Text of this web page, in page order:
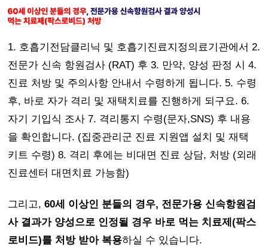
1. 호흡기전담클리닉 및 호흡기진료지정의료기관에서 2.
전문가 신속 항원검사 (RAT) 후 3. 만약, 양성 판정 시 4.
진료 처방 및 주의사항 안내서 수령하게 됩니다. 5. 수령
후, 바로 자가 격리 및 재택치료를 진행하게 되구요. 6.
자기 기입식 조사 7. 격리통지 수령(문자,SNS) 후 내용
을 확인합니다. (집중관리군 진료 지원앱 설치 및 재택
키트 수령) 8. 격리 후에는 비대면 진료 상담, 처방 (외래
진료센터 대면치료 가능함)
그리고, 60세 이상인 분들의 경우, 전문가용 신속항원검
사 결과가 양성으로 인정될 경우 바로 먹는 치료제(팍스
로비드)를 처방 받아 복용하실 수 있습니다.